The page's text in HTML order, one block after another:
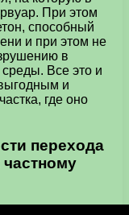
При этом
способный
и при этом не
в
Все это и
и
где оно
перехода
частному